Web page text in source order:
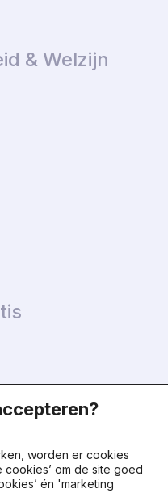
& Welzijn
worden er cookies
cookies’ om de site goed
én 'marketing